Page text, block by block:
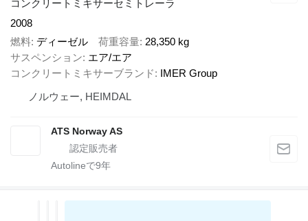
コンクリートミキサーセミトレーラ
2008
燃料 ディーゼル 荷重容量 28,350 kg
サスペンション エア/エア
コンクリートミキサーブランド
IMER Group
ノルウェー, HEIMDAL
ATS Norway AS
Autolineで9年